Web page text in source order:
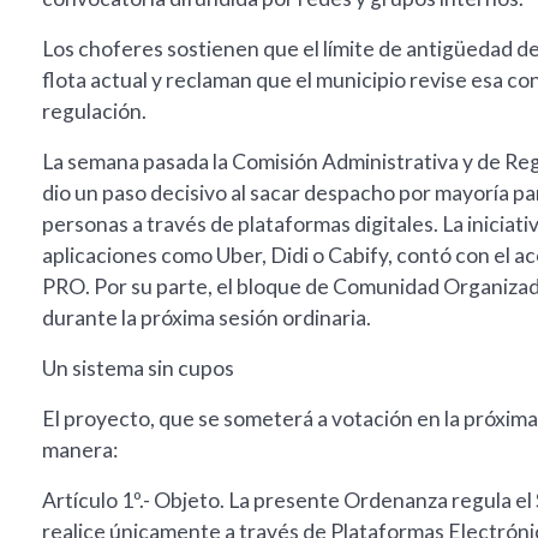
Los choferes sostienen que el límite de antigüedad
flota actual y reclaman que el municipio revise esa
regulación.
La semana pasada la Comisión Administrativa y de
dio un paso decisivo al sacar despacho por mayoría
personas a través de plataformas digitales. La
aplicaciones como Uber, Didi o Cabify, contó con el
PRO. Por su parte, el bloque de Comunidad
durante la próxima sesión ordinaria.
Un sistema sin cupos
El proyecto, que se someterá a votación en la
manera:
Artículo 1º.- Objeto. La presente Ordenanza regula
realice únicamente a través de Plataformas